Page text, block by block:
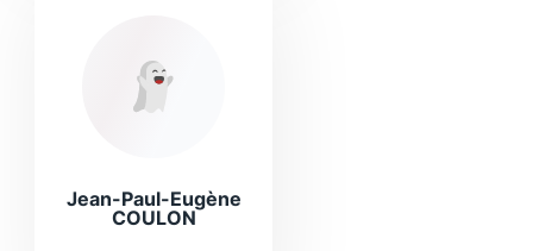
Jean-Paul-Eugène
COULON